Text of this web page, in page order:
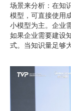
场景来分析：在知
模型，可直接使用
小模型为主。企业
如果企业需要建设
式。当知识量足够